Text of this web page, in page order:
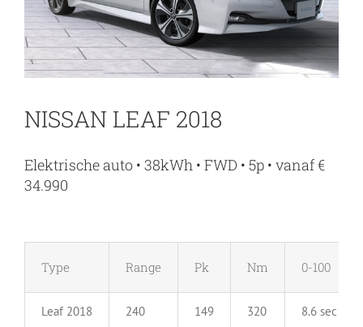
NISSAN LEAF 2018
Elektrische auto • 38kWh • FWD • 5p • vanaf €
34.990
Type Range Pk Nm 0-100
Leaf 2018 240 149 320 8.6 sec